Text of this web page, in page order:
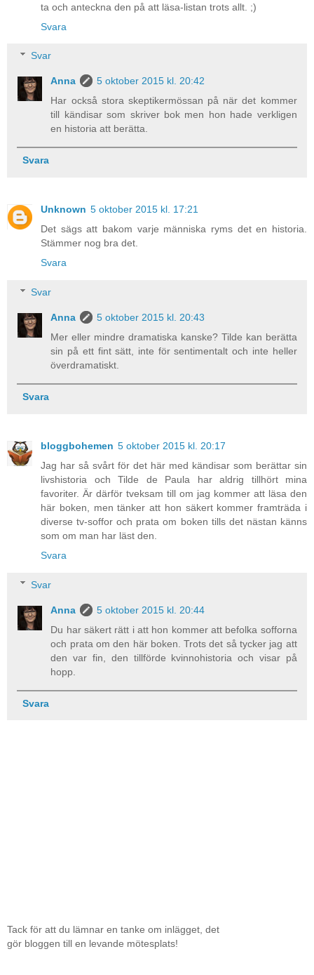
ta och anteckna den på att läsa-listan trots allt. ;)
Svara
Svar
Anna
5 oktober 2015 kl. 20:42
Har också stora skeptikermössan på när det kommer
till kändisar som skriver bok men hon hade verkligen
en historia att berätta.
Svara
Unknown 5 oktober 2015 kl. 17:21
Det sägs att bakom varje människa ryms det en historia.
Stämmer nog bra det.
Svara
Svar
Anna
5 oktober 2015 kl. 20:43
Mer eller mindre dramatiska kanske? Tilde kan berätta
sin på ett fint sätt, inte för sentimentalt och inte heller
överdramatiskt.
Svara
bloggbohemen 5 oktober 2015 kl. 20:17
Jag har så svårt för det här med kändisar som berättar sin
livshistoria och Tilde de Paula har aldrig tillhört mina
favoriter. Är därför tveksam till om jag kommer att läsa den
här boken, men tänker att hon säkert kommer framträda i
diverse tv-soffor och prata om boken tills det nästan känns
som om man har läst den.
Svara
Svar
Anna
5 oktober 2015 kl. 20:44
Du har säkert rätt i att hon kommer att befolka sofforna
och prata om den här boken. Trots det så tycker jag att
den var fin, den tillförde kvinnohistoria och visar på
hopp.
Svara
Tack för att du lämnar en tanke om inlägget, det
gör bloggen till en levande mötesplats!